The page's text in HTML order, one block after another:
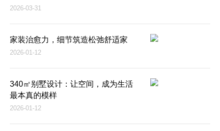
2026-03-31
家装治愈力，细节筑造松弛舒适家
2026-01-12
340㎡别墅设计：让空间，成为生活
最本真的模样
2026-01-12